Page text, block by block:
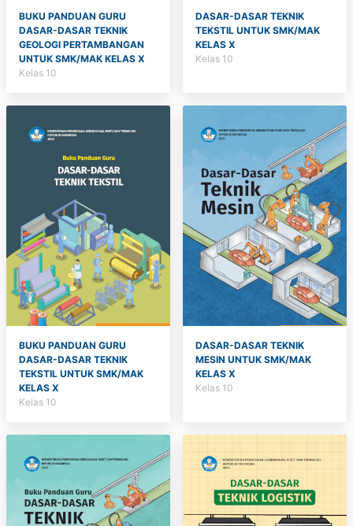
BUKU PANDUAN GURU
DASAR-DASAR TEKNIK
GEOLOGI PERTAMBANGAN
UNTUK SMK/MAK KELAS X
Kelas 10
DASAR-DASAR TEKNIK
TEKSTIL UNTUK SMK/MAK
KELAS X
Kelas 10
BUKU PANDUAN GURU
DASAR-DASAR TEKNIK
TEKSTIL UNTUK SMK/MAK
KELAS X
Kelas 10
DASAR-DASAR TEKNIK
MESIN UNTUK SMK/MAK
KELAS X
Kelas 10